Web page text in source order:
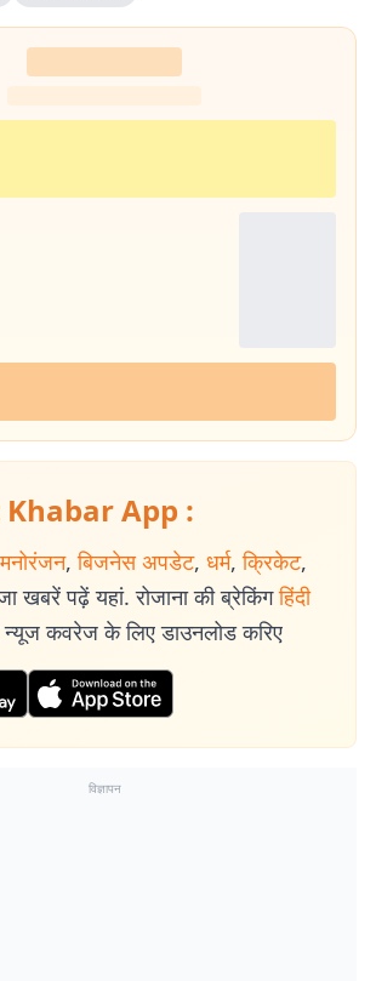
App :
मनोरंजन, बिजनेस अपडेट, धर्म, क्रिकेट,
खबरें पढ़ें यहां. रोजाना की ब्रेकिंग हिंदी
कवरेज के लिए डाउनलोड करिए
विज्ञापन